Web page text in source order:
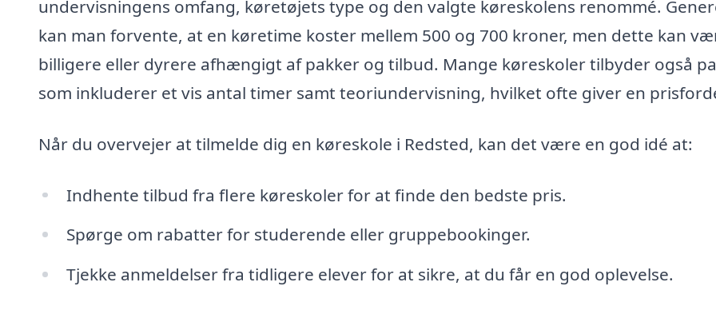
undervisningens omfang, køretøjets type og den valgte køreskolens renommé.
kan man forvente, at en køretime koster mellem 500 og 700 kroner, men dette kan
billigere eller dyrere afhængigt af pakker og tilbud. Mange køreskoler tilbyder også
som inkluderer et vis antal timer samt teoriundervisning, hvilket ofte giver en
Når du overvejer at tilmelde dig en køreskole i Redsted, kan det være en god idé at:
Indhente tilbud fra flere køreskoler for at finde den bedste pris.
Spørge om rabatter for studerende eller gruppebookinger.
Tjekke anmeldelser fra tidligere elever for at sikre, at du får en god oplevelse.